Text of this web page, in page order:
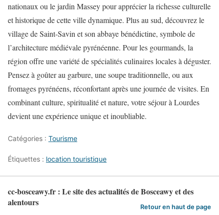
nationaux ou le jardin Massey pour apprécier la richesse culturelle
et historique de cette ville dynamique. Plus au sud, découvrez le
village de Saint-Savin et son abbaye bénédictine, symbole de
l’architecture médiévale pyrénéenne. Pour les gourmands, la
région offre une variété de spécialités culinaires locales à déguster.
Pensez à goûter au garbure, une soupe traditionnelle, ou aux
fromages pyrénéens, réconfortant après une journée de visites. En
combinant culture, spiritualité et nature, votre séjour à Lourdes
devient une expérience unique et inoubliable.
Catégories : Tourisme
Étiquettes : location touristique
cc-bosceawy.fr : Le site des actualités de Bosceawy et des
alentours
Retour en haut de page